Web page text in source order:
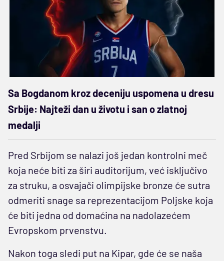
Sa Bogdanom kroz deceniju uspomena u dresu
Srbije: Najteži dan u životu i san o zlatnoj
medalji
Pred Srbijom se nalazi još jedan kontrolni meč
koja neće biti za širi auditorijum, već isključivo
za struku, a osvajači olimpijske bronze će sutra
odmeriti snage sa reprezentacijom Poljske koja
će biti jedna od domaćina na nadolazećem
Evropskom prvenstvu.
Nakon toga sledi put na Kipar, gde će se naša